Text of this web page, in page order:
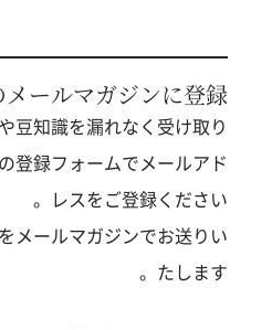
ールマガジンに登録
豆知識を漏れなく受け取り
登録フォームでメールアド
レスをご登録ください。
メールマガジンでお送りい
たします。